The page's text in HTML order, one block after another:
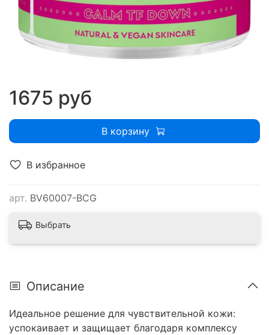
В избранное
арт. BV60007-BCG
1675 руб
В корзину
Выбрать
Описание
Идеальное решение для чувствительной кожи:
успокаивает и защищает благодаря комплексу